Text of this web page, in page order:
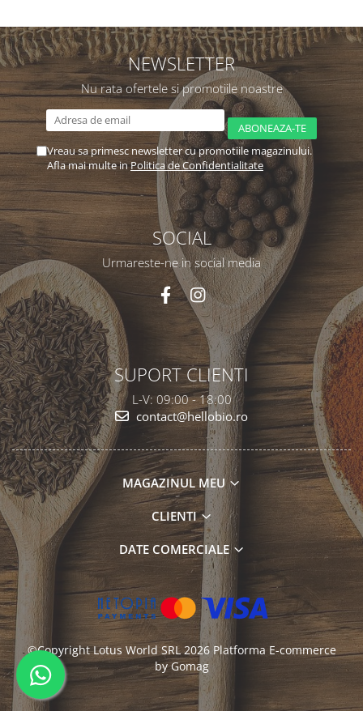
NEWSLETTER
Nu rata ofertele si promotiile noastre
Vreau sa primesc newsletter cu promotiile magazinului.
Afla mai multe inPolitica de Confidentialitate
SOCIAL
Urmareste-ne in social media
SUPORT CLIENTI
L-V: 09:00 - 18:00
contact@hellobio.ro
MAGAZINUL MEU
CLIENTI
DATE COMERCIALE
©Copyright Lotus World SRL 2026 Platforma E-commerce
by Gomag